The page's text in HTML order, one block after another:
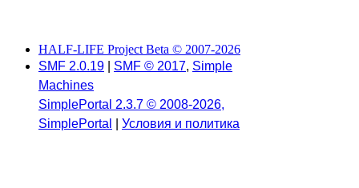
HALF-LIFE Project Beta © 2007-2026
SMF 2.0.19
SMF © 2017, Simple
Machines
SimplePortal 2.3.7 © 2008-2026,
SimplePortal
Условия и политика